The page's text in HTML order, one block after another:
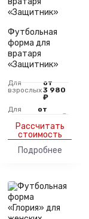
Футбольная
форма для
вратаря
«Защитник»
Для
взрослых
от
3 980
₽
Для
от
3 480 ₽
Рассчитать
стоимость
Подробнее